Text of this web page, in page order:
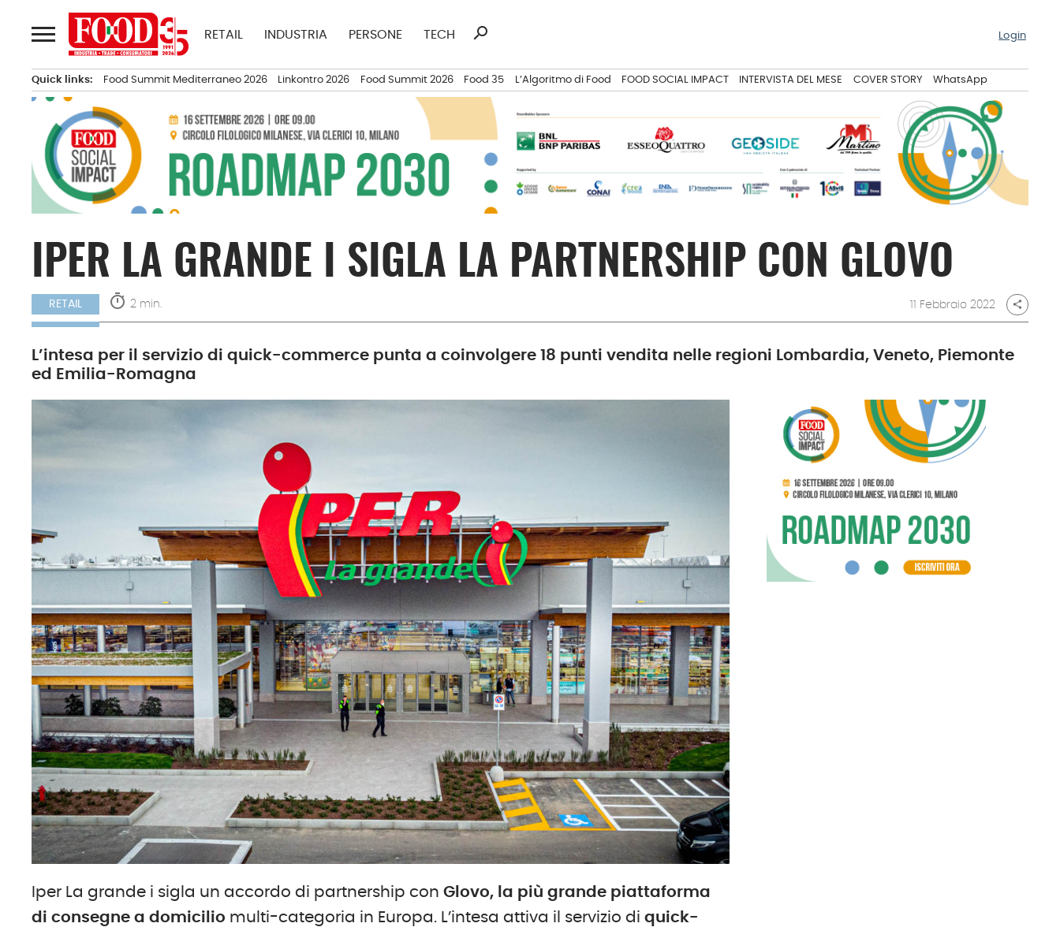
al
contenuto
RETAIL INDUSTRIA PERSONE TECH
Ricerca
search Login
Quick links: Food Summit Mediterraneo 2026 Linkontro 2026 Food Summit 2026 Food 35 L’Algoritmo di Food FOOD SOCIAL IMPACT INTERVISTA DEL MESE COVER STORY WhatsApp
IPER LA GRANDE I SIGLA LA PARTNERSHIP CON GLOVO
RETAIL timer 2 min. 11 Febbraio 2022 share
L’intesa per il servizio di quick-commerce punta a coinvolgere 18 punti vendita nelle regioni Lombardia, Veneto, Piemonte
ed Emilia-Romagna
Iper La grande i sigla un accordo di partnership conGlovo, la più grande piattaforma
di consegne a domicilio multi-categoria in Europa. L’intesa attiva il servizio diquick-